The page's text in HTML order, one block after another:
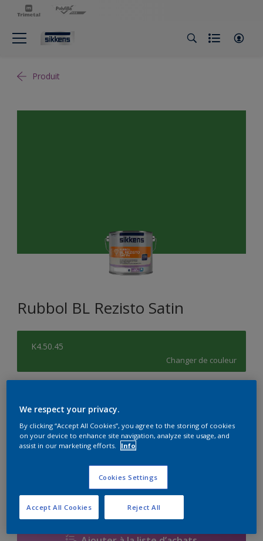
Produit
Rubbol BL Rezisto Satin
K4.50.45
Changer de couleur
1L
Quantité Calculateur de peinture
Calculer
We respect your privacy.
By clicking “Accept All Cookies”, you agree to the storing of cookies
on your device to enhance site navigation, analyze site usage, and
assist in our marketing efforts.
Info
Cookies Settings
Reject All
Accept All Cookies